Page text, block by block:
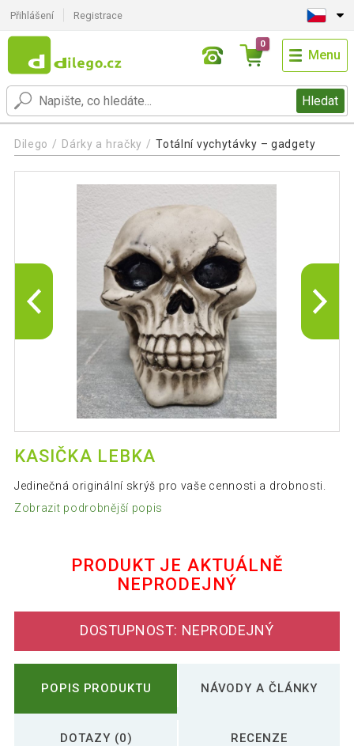
Přihlášení Registrace
Hledat
0
Menu
Dilego Dárky a hračky Totální vychytávky – gadgety
KASIČKA LEBKA
Jedinečná originální skrýš pro vaše cennosti a drobnosti.
Zobrazit podrobnější popis
PRODUKT JE AKTUÁLNĚ
NEPRODEJNÝ
DOSTUPNOST: NEPRODEJNÝ
POPIS PRODUKTU NÁVODY A ČLÁNKY
DOTAZY (0) RECENZE